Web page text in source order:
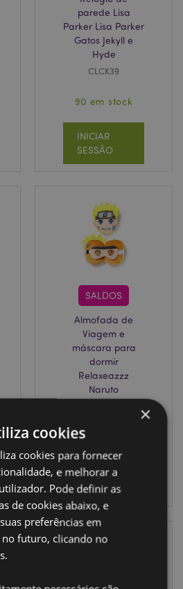
parede Lisa
Parker Lisa Parker
Gatos Jekyll e
Hyde
CLCK39
90 em stock
INICIAR
SESSÃO
SALDOS
Almofada de
Viagem e
máscara para
dormir
Relaxeazzz
Naruto
777 em stock
INICIAR
SESSÃO
×
cookies
cookies para fornecer
e melhorar a
Pode definir as
de cookies abaixo, e
preferências em
futuro, clicando no